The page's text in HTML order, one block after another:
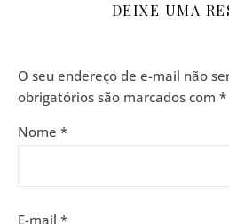
DEIXE UMA
O seu endereço de e-mail não
obrigatórios são marcados com *
Nome *
E-mail *